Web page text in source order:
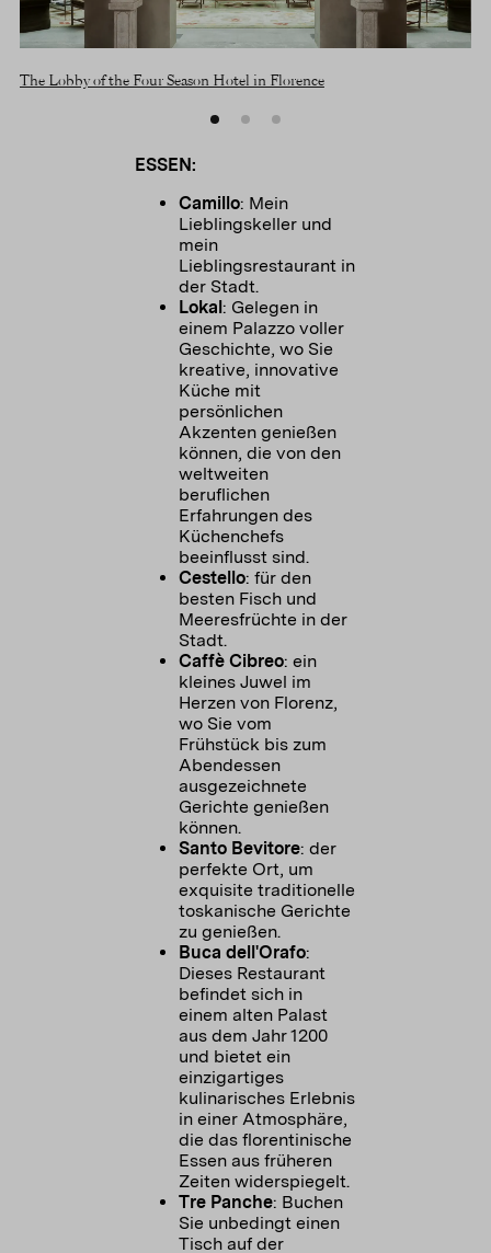
The Lobby of the Four Season Hotel in Florence
ESSEN:
Camillo: Mein
Lieblingskeller und
mein
Lieblingsrestaurant in
der Stadt.
Lokal: Gelegen in
einem Palazzo voller
Geschichte, wo Sie
kreative, innovative
Küche mit
persönlichen
Akzenten genießen
können, die von den
weltweiten
beruflichen
Erfahrungen des
Küchenchefs
beeinflusst sind.
Cestello: für den
besten Fisch und
Meeresfrüchte in der
Stadt.
Caffè Cibreo: ein
kleines Juwel im
Herzen von Florenz,
wo Sie vom
Frühstück bis zum
Abendessen
ausgezeichnete
Gerichte genießen
können.
Santo Bevitore: der
perfekte Ort, um
exquisite traditionelle
toskanische Gerichte
zu genießen.
Buca dell'Orafo:
Dieses Restaurant
befindet sich in
einem alten Palast
aus dem Jahr 1200
und bietet ein
einzigartiges
kulinarisches Erlebnis
in einer Atmosphäre,
die das florentinische
Essen aus früheren
Zeiten widerspiegelt.
Tre Panche: Buchen
Sie unbedingt einen
Tisch auf der